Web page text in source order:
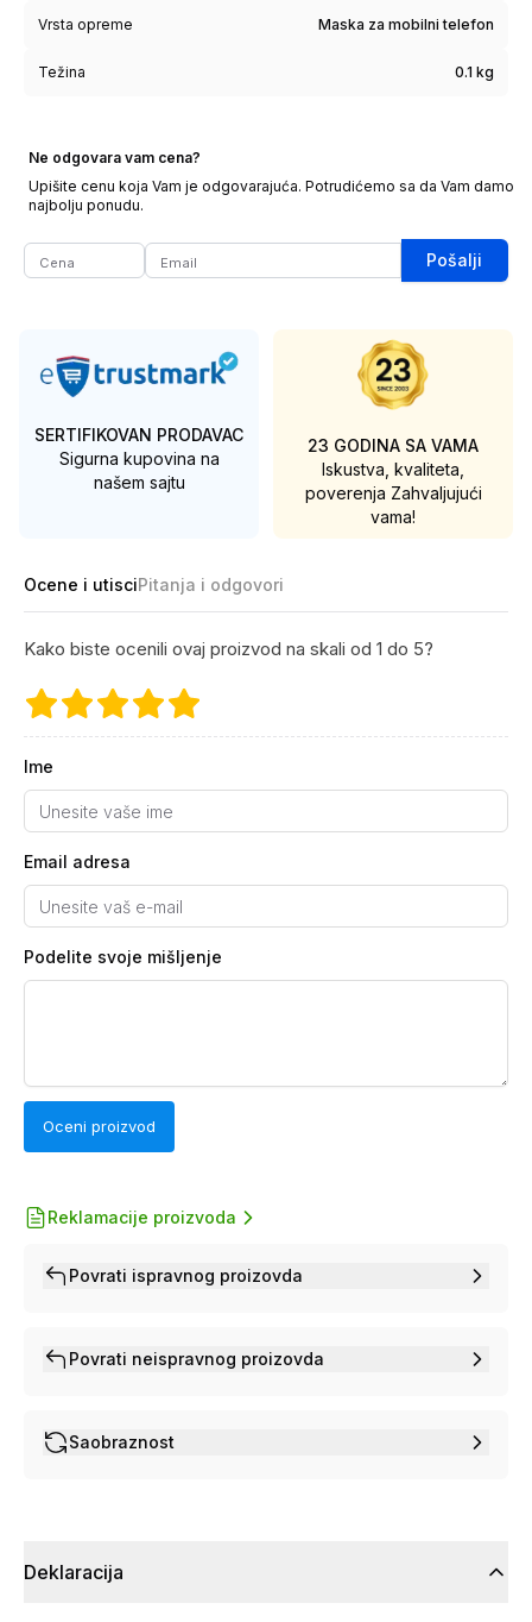
Vrsta opreme Maska za mobilni telefon
Težina 0.1 kg
Ne odgovara vam cena?
Upišite cenu koja Vam je odgovarajuća. Potrudićemo sa da Vam damo
najbolju ponudu.
Pošalji
SERTIFIKOVAN PRODAVAC
Sigurna kupovina na
našem sajtu
23 GODINA SA VAMA
Iskustva, kvaliteta,
poverenja Zahvaljujući
vama!
Ocene i utisciPitanja i odgovori
Kako biste ocenili ovaj proizvod na skali od 1 do 5?
Ime
Email adresa
Podelite svoje mišljenje
Oceni proizvod
Reklamacije proizvoda
Povrati ispravnog proizovda
Povrati neispravnog proizovda
Saobraznost
Deklaracija